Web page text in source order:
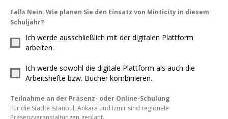
Falls Nein: Wie planen Sie den Einsatz von Minticity in diesem
Schuljahr?
Ich werde ausschließlich mit der digitalen Plattform
arbeiten.
Ich werde sowohl die digitale Plattform als auch die
Arbeitshefte bzw. Bücher kombinieren.
Teilnahme an der Präsenz- oder Online-Schulung
Für die Städte Istanbul, Ankara und Izmir sind regionale
Präsenzveranstaltungen geplant.